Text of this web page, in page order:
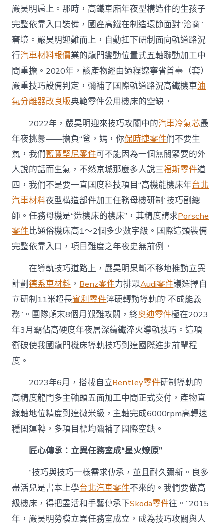
嚴昊明肩上。那時，高鐵車廂年夜型構造件的生孩子
完整依靠入口裝備，國產高鐵在制造環節面對“洽商”
窘境。嚴昊明迎難而上，自動扛下研制面向軌道路況
行汽車材料報價業的龍門變動位置式五軸聯動加工中
間重擔。2020年，該產物經由過程遼寧省首臺（套）
嚴重技巧設備判定，彌補了國際軌道路況高鐵機車油
氣分離器改良版典範零件公用機床的空缺。
2022年，嚴昊明迎來技巧攻關中的汽車冷氣芯最
年夜挑釁——擔負“爸，媽，你保時捷零件們不要生
氣，我們藍寶堅尼零件可不能因為一個無關緊要的外
人說的話而生氣，不然京城那麼多人說三福斯零件道
四，我們不是要一直國度科技項目“高機能機床年台北
汽車材料夜型構造部件加工任務母機研制”技巧副總
師。任務母機是“造機床的機床”，其精度請求Porsche
零件比通俗機床高1～2個多少數字級。國際這類裝備
完整依靠入口，項目難度之年夜史無前例。
在導軌技巧道路上，嚴昊明果斷不移地推動立異
計劃德系車材料 ， Benz零件力排眾Audi零件議選擇自
立研制11米超長賓利零件淬硬轉動導軌的“不成能義
務”。團隊顛末8個月艱難攻關，終奧迪零件極在2023
年3月霸佔高硬度年夜層深鑄鐵淬火導軌技巧。這項
衝破使我國龍門機床導軌技巧到達國際進步前輩程
度。
2023年6月，搭載自立Bentley零件研制導軌的
高精度龍門多主軸頭五面加工中間正式交付，產物直
線軸地位精度到達微米級，主軸完成6000rpm高轉速
穩固運轉，多項目標均彌補了國際空缺。
匠心傳承：立異任務室成“星火燎原”
“技巧與技巧一樣需求傳承，並且耐久彌新。良多
盡活兒是書本上學台北汽車零件不來的。我們要做高
級機床，得把盡活和手藝傳承下Skoda零件往。”2015
年，嚴昊明勞模立異任務室成立，成為技巧攻關與人